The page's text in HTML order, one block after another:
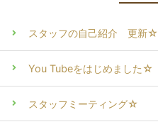
スタッフの自己紹介 更新☆
You Tubeをはじめました☆
スタッフミーティング☆